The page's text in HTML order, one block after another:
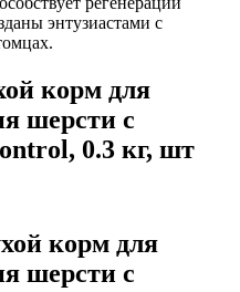
энтузиастами с
корм для
шерсти с
0.3 кг, шт
корм для
шерсти с